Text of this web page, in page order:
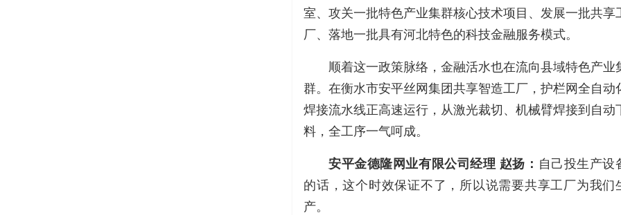
室、攻关一批特色产业集群核心技术项目、发展一批共享
厂、落地一批具有河北特色的科技金融服务模式。
顺着这一政策脉络，金融活水也在流向县域特色产业
群。在衡水市安平丝网集团共享智造工厂，护栏网全自动
焊接流水线正高速运行，从激光裁切、机械臂焊接到自动
料，全工序一气呵成。
安平金德隆网业有限公司经理 赵扬： 自己投生产设
的话，这个时效保证不了，所以说需要共享工厂为我们
产。